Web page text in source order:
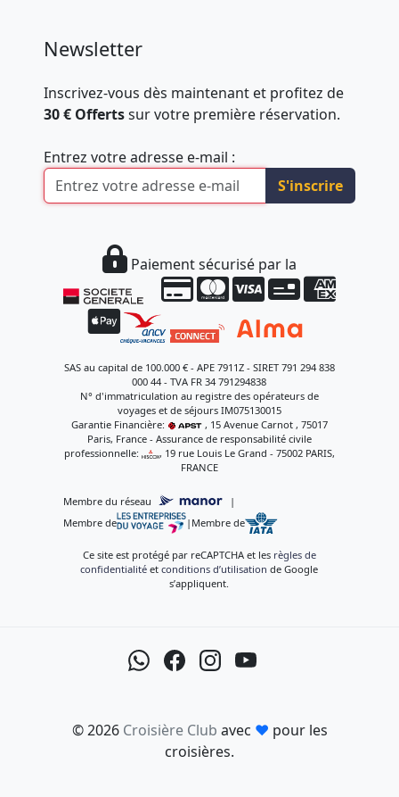
Newsletter
Inscrivez-vous dès maintenant et profitez de
30 € Offertssur votre première réservation.
Entrez votre adresse e-mail :
S'inscrire
Paiement sécurisé par la
SAS au capital de 100.000 € - APE 7911Z - SIRET 791 294 838
000 44 - TVA FR 34 791294838
N° d'immatriculation au registre des opérateurs de
voyages et de séjours IM075130015
Garantie Financière:
, 15 Avenue Carnot , 75017
Paris, France - Assurance de responsabilité civile
professionnelle:
, 19 rue Louis Le Grand - 75002 PARIS,
FRANCE
Membre du réseau
|
Membre de
| Membre de
Ce site est protégé par reCAPTCHA et les règles de
confidentialité etconditions d’utilisation de Google
s’appliquent.
© 2026 Croisière Club avec ♥ pour les
croisières.